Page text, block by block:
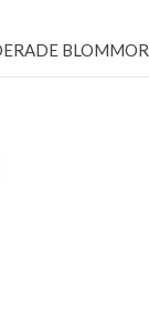
BLOMMOR